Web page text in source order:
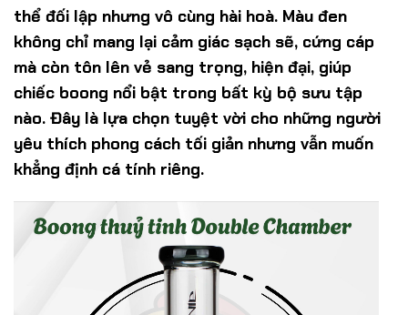
thể đối lập nhưng vô cùng hài hoà. Màu đen
không chỉ mang lại cảm giác sạch sẽ, cứng cáp
mà còn tôn lên vẻ sang trọng, hiện đại, giúp
chiếc boong nổi bật trong bất kỳ bộ sưu tập
nào. Đây là lựa chọn tuyệt vời cho những người
yêu thích phong cách tối giản nhưng vẫn muốn
khẳng định cá tính riêng.